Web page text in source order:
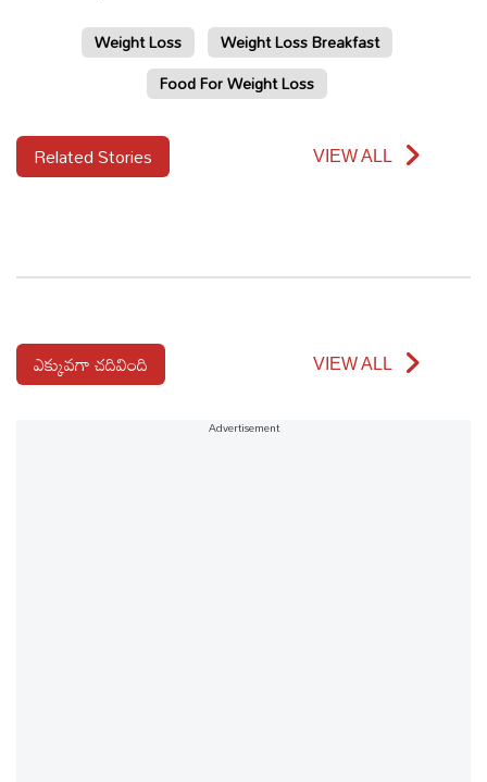
Weight Loss
Weight Loss Breakfast
Food For Weight Loss
Related Stories VIEW ALL
ఎక్కువగా చదివింది VIEW ALL
Advertisement